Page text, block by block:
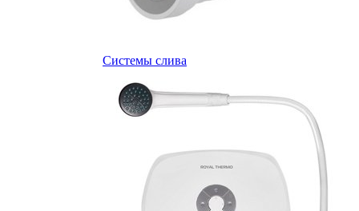
Системы слива